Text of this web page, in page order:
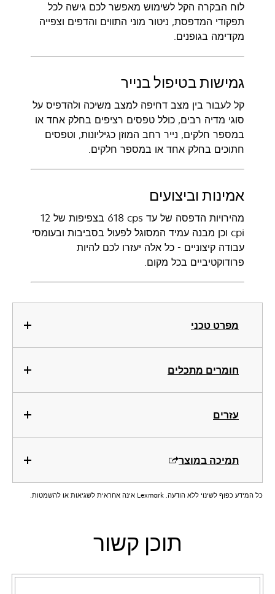
מפרט טכני
חומרים מתכלים
עזרים
תמיכה במוצר
לוח הבקרה הקל לשימוש מאפשר לכם גישה לכל
תפקודי המדפסת, ניטור מוני התווים והדפים וצפייה
מקדימה בגופנים.
גמישות בטיפול בנייר
קל לעבור בין מצב דחיפה למצב משיכה ולהדפיס על
סוגי מדיה רבים, כולל טפסים רציפים בחלק אחד או
במספר חלקים, נייר רחב המוזן כגיליונות, וטפסים
חתוכים בחלק אחד או במספר חלקים.
אמינות וביצועים
מהירויות הדפסה של עד ‎618 cps בצפיפות של ‎12
cpi וכן מבנה עמיד המסוגל לפעול בסביבות ובעומסי
עבודה קיצוניים - כל אלה יעזרו לכם להיות
פרודוקטיביים בכל מקום.
כל המידע כפוף לשינוי ללא הודעה. Lexmark אינה אחראית לשגיאות או להשמטות.
תוכן קשור